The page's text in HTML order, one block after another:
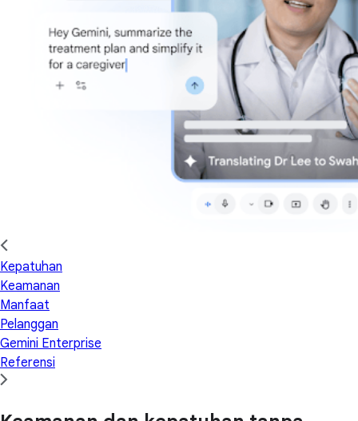
Kepatuhan
Keamanan
Manfaat
Pelanggan
Gemini Enterprise
Referensi